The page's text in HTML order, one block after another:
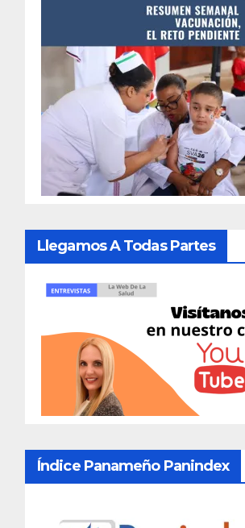
Llegamos A Todas Partes
Índice Panameño Panindex